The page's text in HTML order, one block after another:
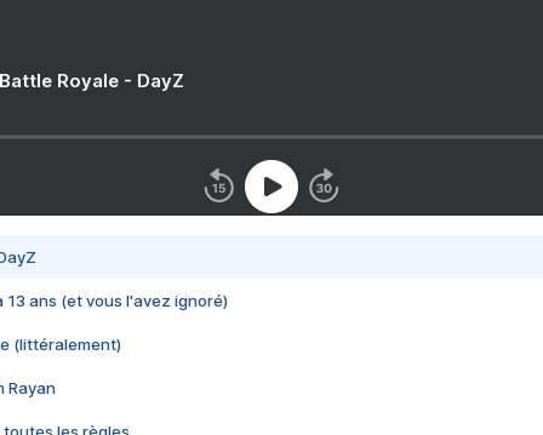
Royale - DayZ
13 ans (et vous l'avez ignoré)
(littéralement)
Rayan